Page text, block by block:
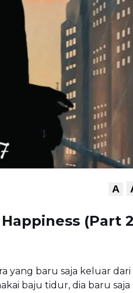
A
(Part
yang baru saja keluar
baju tidur, dia baru saja